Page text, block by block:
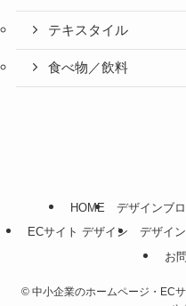
テキスタイル
食べ物／飲料
HOME デザインブ
ECサイト デザイン
デザイ
お
©中小企業のホームページ・EC